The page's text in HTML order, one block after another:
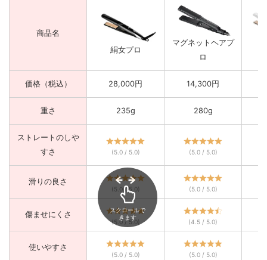
商品名
絹女プロ
マグネットヘアプ
ロ
価格（税込） 28,000円 14,300円
重さ 235g 280g
ストレートのしや
すさ
(5.0 / 5.0) (5.0 / 5.0)
滑りの良さ
(5.0 / 5.0) (5.0 / 5.0)
傷ませにくさ
(5.0 / 5.0) (4.5 / 5.0)
使いやすさ
(5.0 / 5.0) (5.0 / 5.0)
スクロールで
きます